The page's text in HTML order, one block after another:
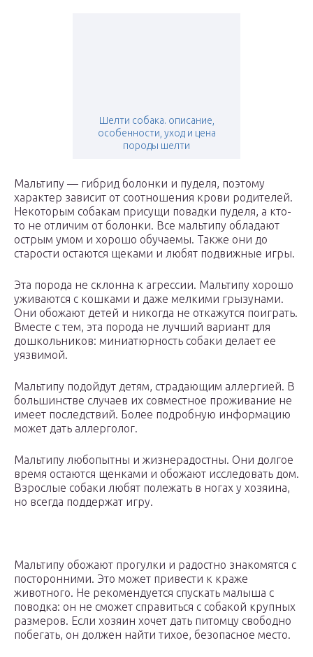
Шелти собака. описание,
особенности, уход и цена
породы шелти
Мальтипу — гибрид болонки и пуделя, поэтому
характер зависит от соотношения крови родителей.
Некоторым собакам присущи повадки пуделя, а кто-
то не отличим от болонки. Все мальтипу обладают
острым умом и хорошо обучаемы. Также они до
старости остаются щеками и любят подвижные игры.
Эта порода не склонна к агрессии. Мальтипу хорошо
уживаются с кошками и даже мелкими грызунами.
Они обожают детей и никогда не откажутся поиграть.
Вместе с тем, эта порода не лучший вариант для
дошкольников: миниатюрность собаки делает ее
уязвимой.
Мальтипу подойдут детям, страдающим аллергией. В
большинстве случаев их совместное проживание не
имеет последствий. Более подробную информацию
может дать аллерголог.
Мальтипу любопытны и жизнерадостны. Они долгое
время остаются щенками и обожают исследовать дом.
Взрослые собаки любят полежать в ногах у хозяина,
но всегда поддержат игру.
Мальтипу обожают прогулки и радостно знакомятся с
посторонними. Это может привести к краже
животного. Не рекомендуется спускать малыша с
поводка: он не сможет справиться с собакой крупных
размеров. Если хозяин хочет дать питомцу свободно
побегать, он должен найти тихое, безопасное место.